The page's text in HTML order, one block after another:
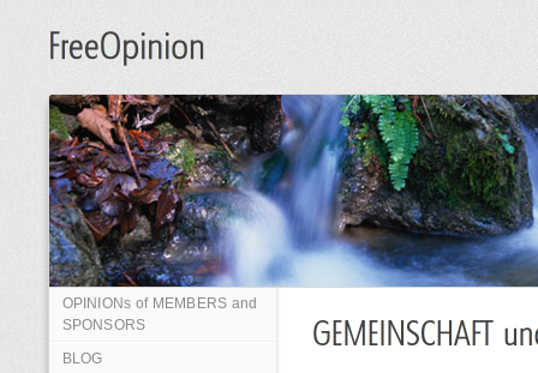
OPINIONs of MEMBERS and
SPONSORS
BLOG